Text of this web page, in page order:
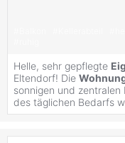
Helle, sehr gepflegte
Eltendorf! Die
sonnigen und zentralen
des täglichen Bedarfs